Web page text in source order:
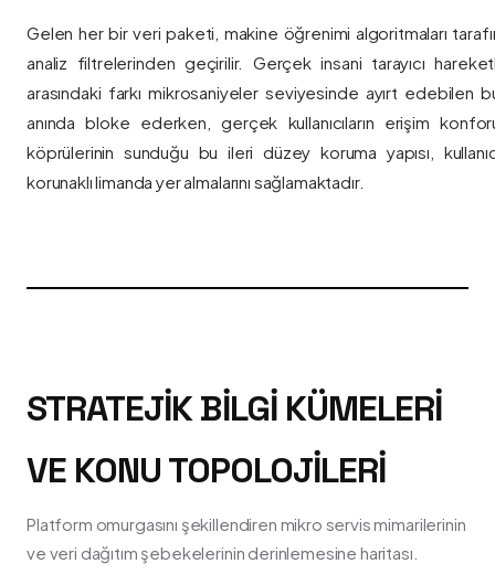
Gelen her bir veri paketi, makine öğrenimi algoritmaları
analiz filtrelerinden geçirilir. Gerçek insani tarayıcı
arasındaki farkı mikrosaniyeler seviyesinde ayırt edebilen
anında bloke ederken, gerçek kullanıcıların erişim
köprülerinin sunduğu bu ileri düzey koruma yapısı,
korunaklı limanda yer almalarını sağlamaktadır.
STRATEJIK BILGI KÜMELERI
VE KONU TOPOLOJILERI
Platform omurgasını şekillendiren mikro servis mimarilerinin
ve veri dağıtım şebekelerinin derinlemesine haritası.